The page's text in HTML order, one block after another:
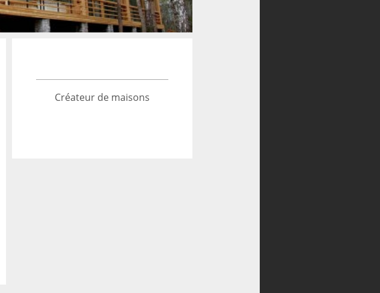
Créateur de maisons